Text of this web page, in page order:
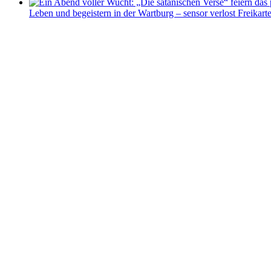
Leben und begeistern in der Wartburg – sensor verlost